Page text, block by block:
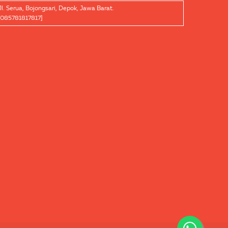
Serua, Bojongsari, Depok, Jawa Barat.
[085781817817]